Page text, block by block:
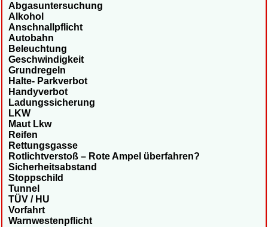
Abgasuntersuchung
Alkohol
Anschnallpflicht
Autobahn
Beleuchtung
Geschwindigkeit
Grundregeln
Halte- Parkverbot
Handyverbot
Ladungssicherung
LKW
Maut Lkw
Reifen
Rettungsgasse
Rotlichtverstoß – Rote Ampel überfahren?
Sicherheitsabstand
Stoppschild
Tunnel
TÜV / HU
Vorfahrt
Warnwestenpflicht